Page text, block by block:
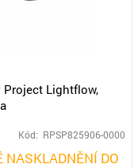
Lightflow,
Kód: RPSP825906-0000
NASKLADNĚNÍ DO